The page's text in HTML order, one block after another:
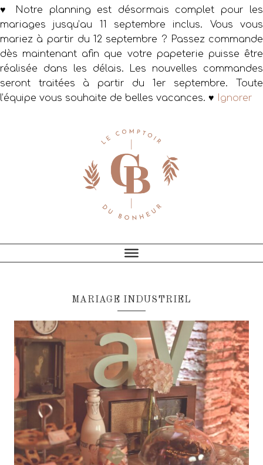
♥ Notre planning est désormais complet pour les
mariages jusqu’au 11 septembre inclus. Vous vous
mariez à partir du 12 septembre ? Passez commande
dès maintenant afin que votre papeterie puisse être
réalisée dans les délais. Les nouvelles commandes
seront traitées à partir du 1er septembre. Toute
l’équipe vous souhaite de belles vacances. ♥
Ignorer
MARIAGE INDUSTRIEL